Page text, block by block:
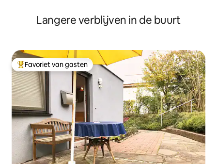
Langere verblijven in de buurt
Topfavoriet van gasten
Favoriet van gasten